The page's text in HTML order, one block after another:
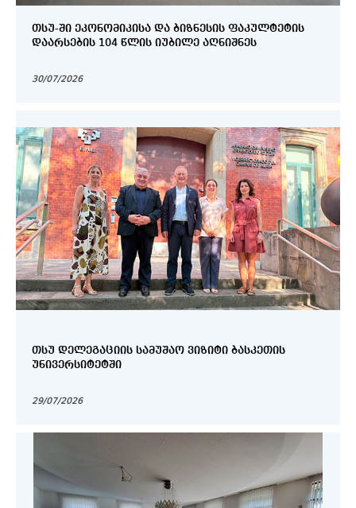
ᲗᲡᲣ-ᲨᲘ ᲔᲙᲝᲜᲝᲛᲘᲙᲘᲡᲐ ᲓᲐ ᲑᲘᲖᲜᲔᲡᲘᲡ ᲤᲐᲙᲣᲚᲢᲔᲢᲘᲡ
ᲓᲐᲐᲠᲡᲔᲑᲘᲡ 104 ᲬᲚᲘᲡ ᲘᲣᲑᲘᲚᲔ ᲐᲦᲜᲘᲨᲜᲔᲡ
30/07/2026
ᲗᲡᲣ ᲓᲔᲚᲔᲒᲐᲪᲘᲘᲡ ᲡᲐᲛᲣᲨᲐᲝ ᲕᲘᲖᲘᲢᲘ ᲑᲐᲡᲙᲔᲗᲘᲡ
ᲣᲜᲘᲕᲔᲠᲡᲘᲢᲔᲢᲨᲘ
29/07/2026